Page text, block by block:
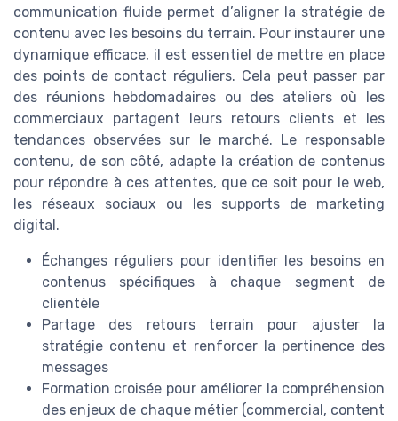
communication fluide permet d’aligner la stratégie de
contenu avec les besoins du terrain. Pour instaurer une
dynamique efficace, il est essentiel de mettre en place
des points de contact réguliers. Cela peut passer par
des réunions hebdomadaires ou des ateliers où les
commerciaux partagent leurs retours clients et les
tendances observées sur le marché. Le responsable
contenu, de son côté, adapte la création de contenus
pour répondre à ces attentes, que ce soit pour le web,
les réseaux sociaux ou les supports de marketing
digital.
Échanges réguliers pour identifier les besoins en
contenus spécifiques à chaque segment de
clientèle
Partage des retours terrain pour ajuster la
stratégie contenu et renforcer la pertinence des
messages
Formation croisée pour améliorer la compréhension
des enjeux de chaque métier (commercial, content